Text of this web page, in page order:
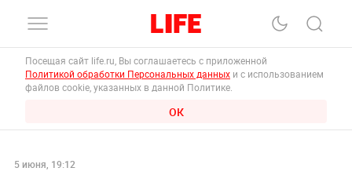
Посещая сайт life.ru, Вы соглашаетесь с приложенной
Политикой обработки Персональных данных и с использованием
файлов cookie, указанных в данной Политике.
ОК
5 июня, 19:12